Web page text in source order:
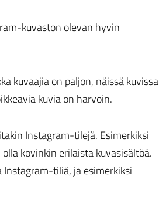
kuvaston olevan hyvin
kuvaajia on paljon, näissä kuvissa
kuvia on harvoin.
Instagram-tilejä. Esimerkiksi
kovinkin erilaista kuvasisältöä.
tiliä, ja esimerkiksi